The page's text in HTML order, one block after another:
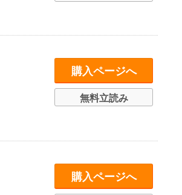
購入ページへ
無料立読み
購入ページへ